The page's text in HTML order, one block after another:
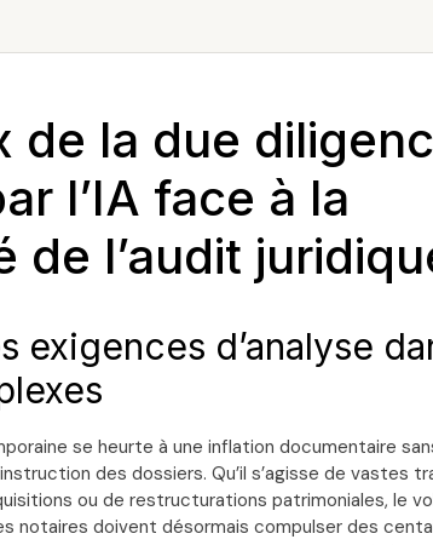
de la due
l’IA face à la
de l’audit
exigences d’analyse
se heurte à une inflation documentaire
des dossiers. Qu’il s’agisse de vastes
ou de restructurations patrimoniales, le
notaires doivent désormais compulser des